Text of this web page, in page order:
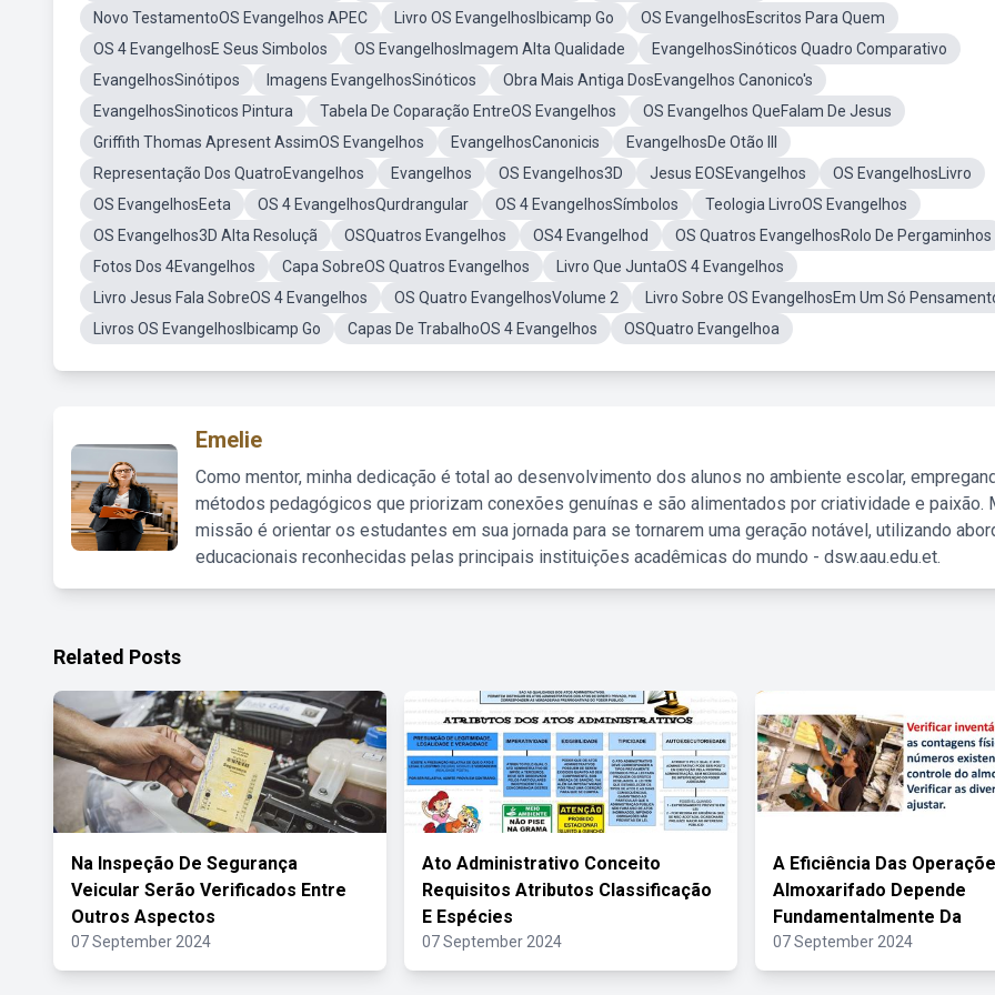
Novo TestamentoOS Evangelhos APEC Livro OS EvangelhosIbicamp Go
OS EvangelhosEscritos Para Quem
OS 4 EvangelhosE Seus Simbolos
OS EvangelhosImagem Alta Qualidade
EvangelhosSinóticos Quadro Comparativo
EvangelhosSinótipos
Imagens EvangelhosSinóticos
Obra Mais Antiga DosEvangelhos Canonico's
EvangelhosSinoticos Pintura
Tabela De Coparação EntreOS Evangelhos
OS Evangelhos QueFalam De Jesus
Griffith Thomas Apresent AssimOS Evangelhos
EvangelhosCanonicis
EvangelhosDe Otão III
Representação Dos QuatroEvangelhos
Evangelhos OS Evangelhos3D Jesus EOSEvangelhos
OS EvangelhosLivro
OS EvangelhosEeta
OS 4 EvangelhosQurdrangular OS 4 EvangelhosSímbolos
Teologia LivroOS Evangelhos
OS Evangelhos3D Alta Resoluçã
OSQuatros Evangelhos OS4 Evangelhod
OS Quatros EvangelhosRolo De Pergaminhos
Fotos Dos 4Evangelhos
Capa SobreOS Quatros Evangelhos
Livro Que JuntaOS 4 Evangelhos
Livro Jesus Fala SobreOS 4 Evangelhos
OS Quatro EvangelhosVolume 2
Livro Sobre OS EvangelhosEm Um Só
Livros OS EvangelhosIbicamp Go
Capas De TrabalhoOS 4 Evangelhos OSQuatro Evangelhoa
Emelie
Como mentor, minha dedicação é total ao desenvolvimento dos alunos no ambiente escolar,
métodos pedagógicos que priorizam conexões genuínas e são alimentados por criatividade e paixão.
missão é orientar os estudantes em sua jornada para se tornarem uma geração notável, utilizando
educacionais reconhecidas pelas principais instituições acadêmicas do mundo - dsw.aau.edu.et.
Related Posts
Na Inspeção De Segurança
Veicular Serão Verificados Entre
Outros Aspectos
07 September 2024
Ato Administrativo Conceito
Requisitos Atributos Classificação
E Espécies
07 September 2024
A Eficiência Das
Almoxarifado Depende
Fundamentalmente Da
07 September 2024